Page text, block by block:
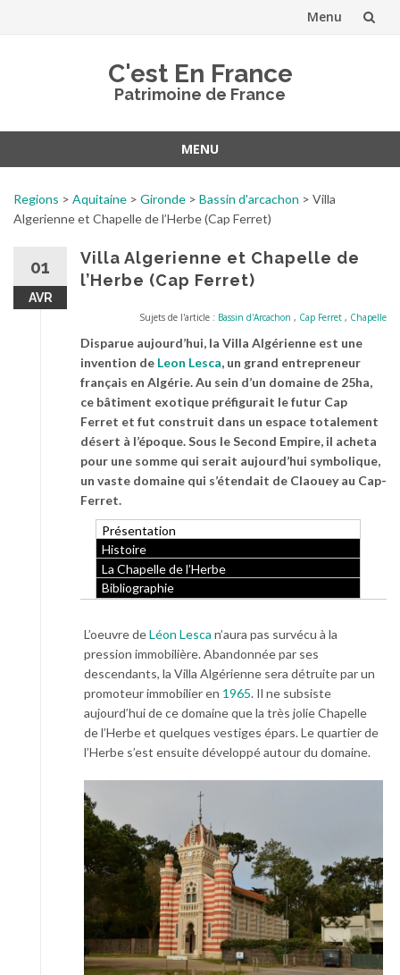
Menu
C'est En France
Patrimoine de France
MENU
contenu
Regions > Aquitaine > Gironde > Bassin d'arcachon > Villa
Algerienne et Chapelle de l’Herbe (Cap Ferret)
01
AVR
Villa Algerienne et Chapelle de
l’Herbe (Cap Ferret)
Sujets de l'article : Bassin d'Arcachon , Cap Ferret , Chapelle
Disparue aujourd’hui, la Villa Algérienne est une
invention de Leon Lesca, un grand entrepreneur
français en Algérie. Au sein d’un domaine de 25ha,
ce bâtiment exotique préfigurait le futur Cap
Ferret et fut construit dans un espace totalement
désert à l’époque. Sous le Second Empire, il acheta
pour une somme qui serait aujourd’hui symbolique,
un vaste domaine qui s’étendait de Claouey au Cap-
Ferret.
Présentation
Histoire
La Chapelle de l’Herbe
Bibliographie
L’oeuvre deLéon Lesca n’aura pas survécu à la
pression immobilière. Abandonnée par ses
descendants, la Villa Algérienne sera détruite par un
promoteur immobilier en 1965. Il ne subsiste
aujourd’hui de ce domaine que la très jolie Chapelle
de l’Herbe et quelques vestiges épars. Le quartier de
l’Herbe s’est ensuite développé autour du domaine.